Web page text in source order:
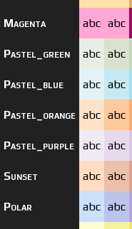
Magenta abc abc
Pastel_green abc abc
Pastel_blue abc abc
Pastel_orange abc abc
Pastel_purple abc abc
Sunset abc abc
Polar abc abc